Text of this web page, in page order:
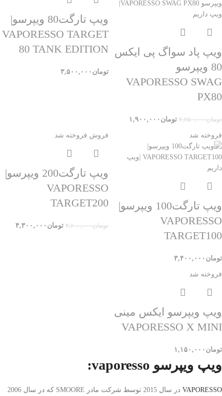
ویپ پاد سواگ پی ایکس
80 ویپرسو
VAPORESSO SWAG
PX80
تومان۲,۲۵۰,۰۰۰ تومان ۱,۹۰۰,۰۰۰
ویپ تارگت80 ویپرسو|
VAPORESSO TARGET
80 TANK EDITION
تومان ۳,۵۰۰,۰۰۰
فروخته شد
ویپ تارگت100 ویپرسو|
VAPORESSO
TARGET100
تومان ۳,۴۰۰,۰۰۰
فروش فروخته شد
ویپ تارگت200 ویپرسو|
VAPORESSO
TARGET200
تومان۴,۶۰۰,۰۰۰ تومان ۴,۳۰۰,۰۰۰
فروخته شد
ویپ ویپرسو ایکس مینی
VAPORESSO X MINI
تومان ۱,۱۵۰,۰۰۰
ویپ ویپرسو vaporesso:
VAPORESSO
در سال 2015 توسط شرکت مادر SMOORE که در سال 2006